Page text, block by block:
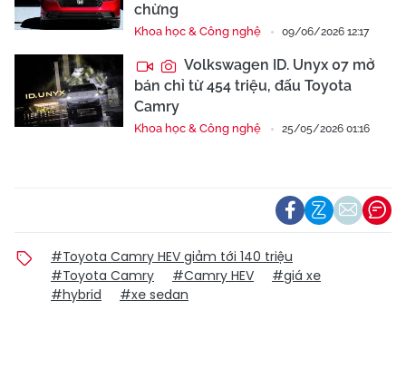
chừng
Khoa học & Công nghệ 09/06/2026 12:17
Volkswagen ID. Unyx 07 mở
bán chỉ từ 454 triệu, đấu Toyota
Camry
Khoa học & Công nghệ 25/05/2026 01:16
#Toyota Camry HEV giảm tới 140 triệu
#Toyota Camry
#Camry HEV
#giá xe
#hybrid
#xe sedan